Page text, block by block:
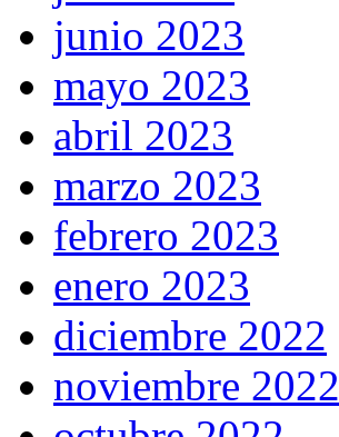
junio 2023
mayo 2023
abril 2023
marzo 2023
febrero 2023
enero 2023
diciembre 2022
noviembre 2022